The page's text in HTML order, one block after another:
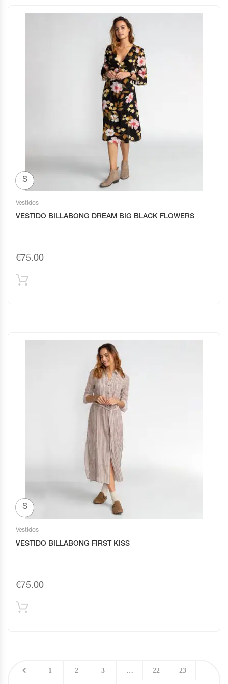
S
Vestidos
VESTIDO BILLABONG DREAM BIG BLACK FLOWERS
€75.00
S
Vestidos
VESTIDO BILLABONG FIRST KISS
€75.00
1 2 3 … 22 23